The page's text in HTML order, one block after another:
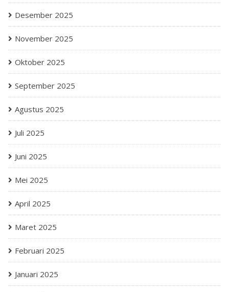
Desember 2025
November 2025
Oktober 2025
September 2025
Agustus 2025
Juli 2025
Juni 2025
Mei 2025
April 2025
Maret 2025
Februari 2025
Januari 2025